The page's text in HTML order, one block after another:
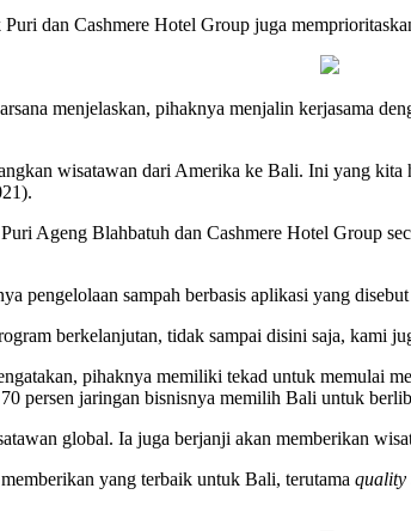
dan Cashmere Hotel Group juga
menjelaskan, pihaknya menjalin kerjasama
wisatawan dari Amerika ke Bali. Ini yang
Ageng Blahbatuh dan Cashmere Hotel Group
pengelolaan sampah berbasis aplikasi yang
berkelanjutan, tidak sampai disini saja, kami
pihaknya memiliki tekad untuk memulai
persen jaringan bisnisnya memilih Bali untuk
global. Ia juga berjanji akan memberikan
yang terbaik untuk Bali, terutama quality